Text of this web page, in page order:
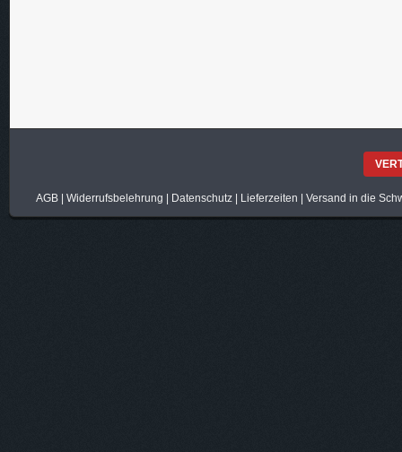
AGB| Widerrufsbelehrung Datenschutz| Lieferzeiten Versand in die